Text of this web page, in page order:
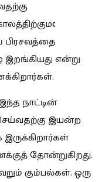
பிரசவத்தை
இறங்கியது என்று
நாட்டின்
இயன்ற
தோன்றுகிறது.
கும்பல்கள். ஒரு